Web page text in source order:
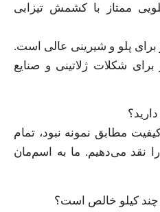
ممتاز با کشمش تیزابی
پلو و شیرینی عالی است.
شکلات ژلاتینی و صنایع
مطابق نمونه نبود، تمام
نقد می‌دهیم. ما به اسم‌مان